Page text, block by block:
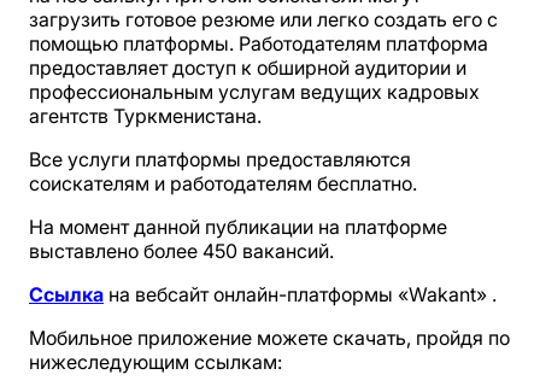
загрузить готовое резюме или легко создать его с
помощью платформы. Работодателям платформа
предоставляет доступ к обширной аудитории и
профессиональным услугам ведущих кадровых
агентств Туркменистана.
Все услуги платформы предоставляются
соискателям и работодателям бесплатно.
На момент данной публикации на платформе
выставлено более 450 вакансий.
Ссылка на вебсайт онлайн-платформы «Wakant» .
Мобильное приложение можете скачать, пройдя по
нижеследующим ссылкам: